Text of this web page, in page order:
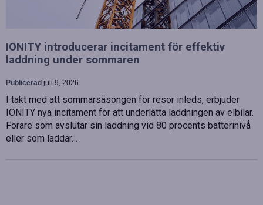
IONITY introducerar incitament för effektiv
laddning under sommaren
Publicerad juli 9, 2026
I takt med att sommarsäsongen för resor inleds, erbjuder
IONITY nya incitament för att underlätta laddningen av elbilar.
Förare som avslutar sin laddning vid 80 procents batterinivå
eller som laddar…